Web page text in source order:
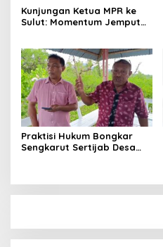
Kunjungan Ketua MPR ke
Sulut: Momentum Jemput
Praktisi Hukum Bongkar
Sengkarut Sertijab Desa